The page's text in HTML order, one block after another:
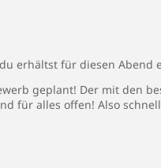
erhältst für diesen Abend
geplant! Der mit den
für alles offen! Also